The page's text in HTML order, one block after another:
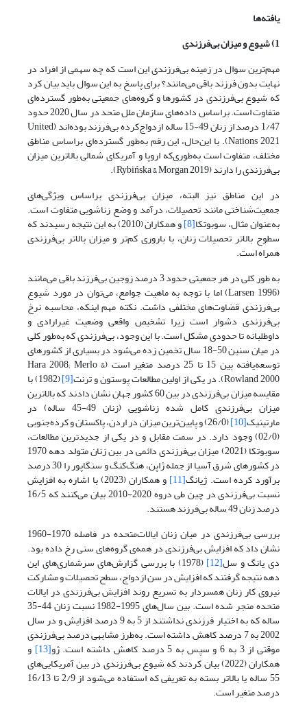
یافته‌ها
1) شیوع و میزان بی‌فرزندی
مهم‌ترین سوال در زمینه بی‌فرزندی این است که چه سهمی از افراد در
نهایت بدون فرزند باقی می‌مانند؟ برای پاسخ به این سوال باید بیان کرد
که شیوع بی‌فرزندی در کشورها و گروه‌های جمعیتی به‌طور گسترده‌ای
متفاوت است. براساس داده‌های سازمان ملل متحد در سال 2020 حدود
1/47 درصد از زنان 49-15 ساله ازدواج‌کرده بی‌فرزند بوده‌اند (United
Nations 2021). با این‌حال، این رقم به‌طور گسترده‌ای براساس مناطق
مختلف، متفاوت است به‌طوری‌که اروپا و آمریکای شمالی بالاترین میزان
بی‌فرزندی را دارند (Rybińska & Morgan 2019).
در این مناطق نیز البته، میزان بی‌فرزندی براساس ویژگی‌های
جمعیت‌شناختی مانند تحصیلات، درآمد و وضع زناشویی متفاوت است.
به‌عنوان مثال، سوبوتکا[8] و همکاران (2010) به این نتیجه رسیدند که
سطوح بالاتر تحصیلات زنان، با باروری کم‌تر و میزان بالاتر بی‌فرزندی
همراه است.
به طور کلی در هر جمعیتی حدود 3 درصد زوجین بی‌فرزند باقی می‌مانند
(Larsen 1996) اما با توجه به ماهیت جوامع، می‌توان در مورد شیوع
بی‌فرزندی قضاوت‌های مختلفی داشت. نکته مهم اینکه، محاسبه نرخ
بی‌فرزندی دشوار است زیرا تشخیص واقعی وضعیت غیرارادی و
داوطلبانه تا حدودی مشکل است. با این وجود، بی‌فرزندی که به‌طور کلی
در میان سنین 50-18 سال تخمین زده می‌شود در بسیاری از کشورهای
توسعه‌یافته بین 15 تا 25 درصد متغیر است (Hara 2008; Merlo &
Rowland 2000). در یکی از اولین مطالعات پوستون و ترنت [9] (1982) با
مقایسه میزان بی‌فرزندی در بین 60 کشور جهان نشان دادند که بالاترین
میزان بی‌فرزندی کامل شده زناشویی (زنان 49-45 ساله) در
مارتینیک[10] (26/0) و پایین‌ترین میزان در اردن، پاکستان و کرده‌جنوبی
(02/0) وجود دارد. در سمت مقابل و در یکی از جدیدترین مطالعات،
سوبوتکا (2021) میزان بی‌فرزندی دائمی در بین زنان متولد دهه 1970
در کشورهای شرق آسیا از جمله ژاپن، هنگ‌کنگ و سنگاپور را 30 درصد
برآورد کرده است. ژیانگ[11] و همکاران (2023) با اشاره به افزایش
نسبت بی‌فرزندی در چین طی دروه 2020-2010 بیان می‌کنند که 16/5
درصد زنان 49 ساله بی‌فرزند هستند.
بررسی بی‌فرزندی در میان زنان ایالات‌متحده در فاصله 1970-1960
نشان داد که افزایش بی‌فرزندی در همه‌ی گروه‌های سنی رخ داده بود.
دی یانگ و سل[12] (1978) با بررسی گزارش‌های سرشماری‌های این
دهه نتیجه گرفتند که افزایش در سن ازدواج، سطح تحصیلات و مشارکت
نیروی کار زنان همسردار به تسریع روند افزایش بی‌فرزندی در ایالات‌
متحده منجر شده است. بین سال‌های 1995-1982 نسبت زنان 44-35
ساله که به اختیار فرزندی نداشتند از 5 به 9 درصد افزایش و در سال
2002 به 7 درصد کاهش داشته است. به‌طرز مشابهی درصد بی‌فرزندی
موقتی از 3 به 6 و سپس به 5 درصد کاهش داشته است. ژو [13] و
همکاران (2022) بیان کردند که شیوع بی‌فرزندی در بین آمریکایی‌های
55 ساله یا بالاتر بسته به تعریفی که استفاده می‌شود از 2/9 تا 16/13
درصد متغیر است.